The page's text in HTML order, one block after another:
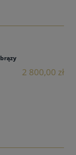
2 800,00 zł